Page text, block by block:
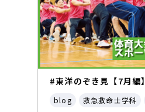
#東洋のぞき見【7月編】
blog 救急救命士学科